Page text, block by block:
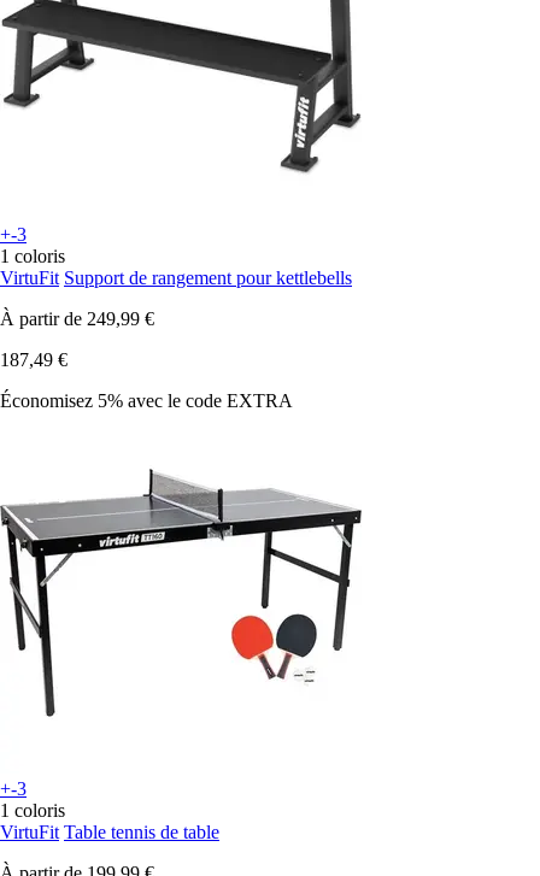
+-3
1 coloris
VirtuFit Support de rangement pour kettlebells
À partir de 249,99 €
187,49 €
Économisez 5% avec le code EXTRA
+-3
1 coloris
VirtuFit Table tennis de table